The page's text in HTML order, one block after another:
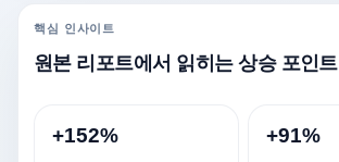
핵심 인사이트
원본 리포트에서 읽히는 상승 포인트
+152% +91%